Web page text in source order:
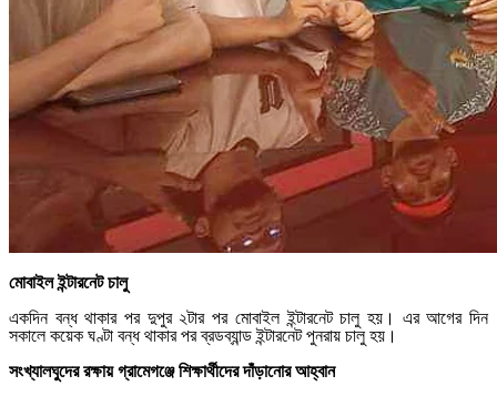
মোবাইল ইন্টারনেট চালু
একদিন বন্ধ থাকার পর দুপুর ২টার পর মোবাইল ইন্টারনেট চালু হয়। এর আগের দিন
সকালে কয়েক ঘণ্টা বন্ধ থাকার পর ব্রডব্যান্ড ইন্টারনেট পুনরায় চালু হয়।
সংখ্যালঘুদের রক্ষায় গ্রামেগঞ্জে শিক্ষার্থীদের দাঁড়ানোর আহ্বান